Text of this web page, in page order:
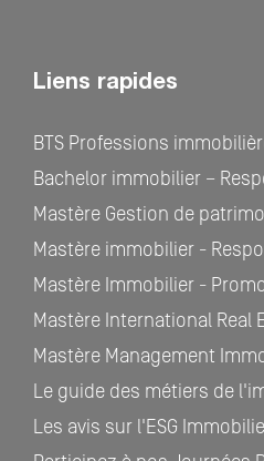
Liens rapides
BTS Professions
Bachelor immobilier –
Mastère Gestion de
Mastère immobilier -
Mastère Immobilier -
Mastère International Real
Mastère Management
Le guide des métiers de
Les avis sur l'ESG